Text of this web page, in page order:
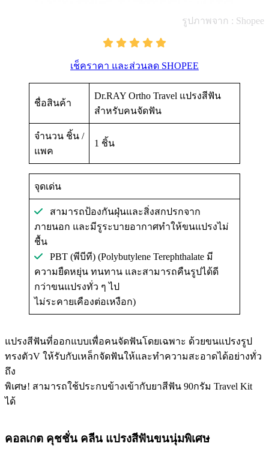
รูปภาพจาก : Shopee
เช็คราคา และส่วนลด SHOPEE
ชื่อสินค้า
Dr.RAY Ortho Travel แปรงสีฟัน
สำหรับคนจัดฟัน
จำนวน ชิ้น /
แพค
1 ชิ้น
จุดเด่น
สามารถป้องกันฝุ่นและสิ่งสกปรกจาก
ภายนอก และมีรูระบายอากาศทำให้ขนแปรงไม่
ชื้น
PBT (พีบีที) (Polybutylene Terephthalate มี
ความยืดหยุ่น ทนทาน และสามารถคืนรูปได้ดี
กว่าขนแปรงทั่ว ๆ ไป
ไม่ระคายเคืองต่อเหงือก)
แปรงสีฟันที่ออกแบบเพื่อคนจัดฟันโดยเฉพาะ ด้วยขนแปรงรูป
ทรงตัวV ให้รับกับเหล็กจัดฟันให้และทำความสะอาดได้อย่างทั่ว
ถึง
พิเศษ! สามารถใช้ประกบข้างเข้ากับยาสีฟัน 90กรัม Travel Kit
ได้
คอลเกต คุชชั่น คลีน แปรงสีฟันขนนุ่มพิเศษ